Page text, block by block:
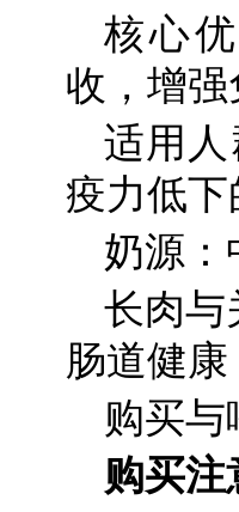
核心
收，增强
适用
疫力低下
奶源：
长肉与
肠道健
购买与
购买注